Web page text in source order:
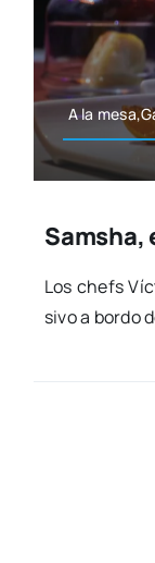
A la
Los chefs
si­vo a bor­do